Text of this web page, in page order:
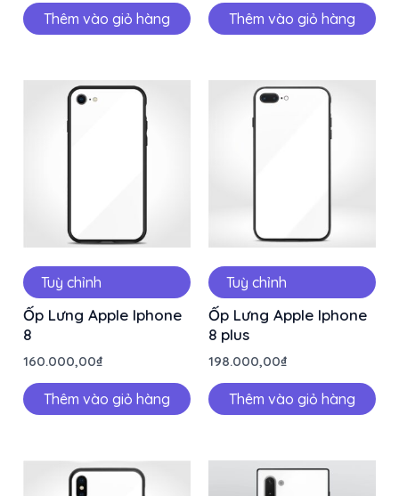
Thêm vào giỏ hàng Thêm vào giỏ hàng
Tuỳ chỉnh
Ốp Lưng Apple Iphone
8
160.000,00₫
Thêm vào giỏ hàng
Tuỳ chỉnh
Ốp Lưng Apple Iphone
8 plus
198.000,00₫
Thêm vào giỏ hàng